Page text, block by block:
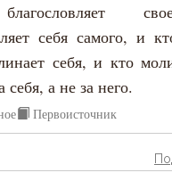
себя самого, и
себя, и кто
себя, а не за него.
Первоисточник